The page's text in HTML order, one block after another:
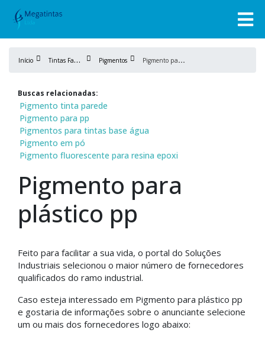
Início T
intas Fabricação Pigmentos P
igmento para plástico pp
Buscas relacionadas:
Pigmento tinta parede
Pigmento para pp
Pigmentos para tintas base água
Pigmento em pó
Pigmento fluorescente para resina epoxi
Pigmento para
plástico pp
Feito para facilitar a sua vida, o portal do Soluções
Industriais selecionou o maior número de fornecedores
qualificados do ramo industrial.
Caso esteja interessado em Pigmento para plástico pp
e gostaria de informações sobre o anunciante selecione
um ou mais dos fornecedores logo abaixo: